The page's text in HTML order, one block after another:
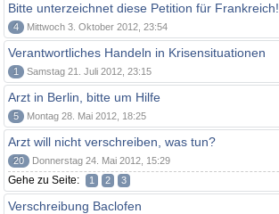
Bitte unterzeichnet diese Petition für Frankreich!
4 Mittwoch 3. Oktober 2012, 23:54
Verantwortliches Handeln in Krisensituationen
1 Samstag 21. Juli 2012, 23:15
Arzt in Berlin, bitte um Hilfe
5 Montag 28. Mai 2012, 18:25
Arzt will nicht verschreiben, was tun?
20 Donnerstag 24. Mai 2012, 15:29
Gehe zu Seite: 1 2 3
Verschreibung Baclofen